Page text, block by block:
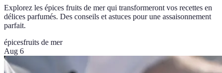
Explorez les épices fruits de mer qui transformeront vos recettes en
délices parfumés. Des conseils et astuces pour une assaisonnement
parfait.
épicesfruits de mer
Aug 6